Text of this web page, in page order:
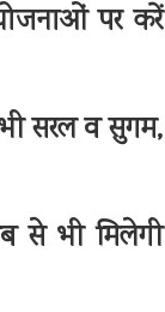
पर करें
सरल व सुगम,
से भी मिलेगी